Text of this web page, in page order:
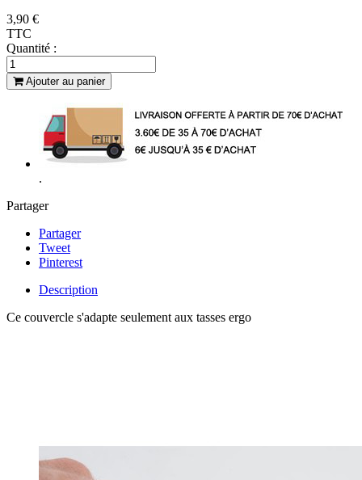
3,90 €
TTC
Quantité :
Ajouter au panier
.
Partager
Partager
Tweet
Pinterest
Description
Ce couvercle s'adapte seulement aux tasses ergo